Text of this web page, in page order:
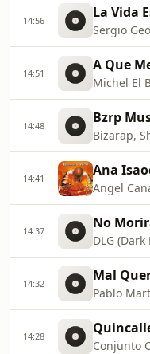
14:56 La Vida
Sergio
14:51 A Que
Michel El
14:48 Bzrp
Bizarap,
14:41 Ana
Angel
14:37 No
DLG
14:32 Mal
Pablo
14:28
Conjunto